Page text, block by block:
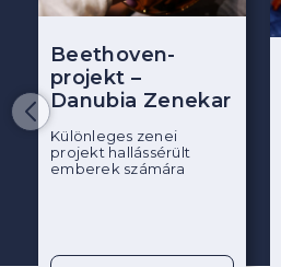
Beethoven-
projekt –
Danubia Zenekar
Különleges zenei
projekt hallássérült
emberek számára